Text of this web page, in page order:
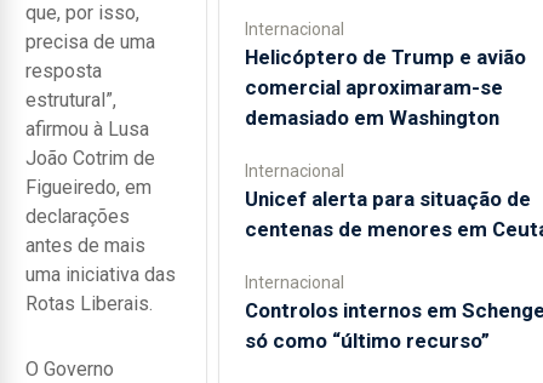
que, por isso,
precisa de uma
resposta
estrutural”,
afirmou à Lusa
João Cotrim de
Figueiredo, em
declarações
antes de mais
uma iniciativa das
Rotas Liberais.
O Governo
Internacional
Helicóptero de Trump e avião
comercial aproximaram-se
demasiado em Washington
Internacional
Unicef alerta para situação de
centenas de menores em
Internacional
Controlos internos em
só como “último recurso”